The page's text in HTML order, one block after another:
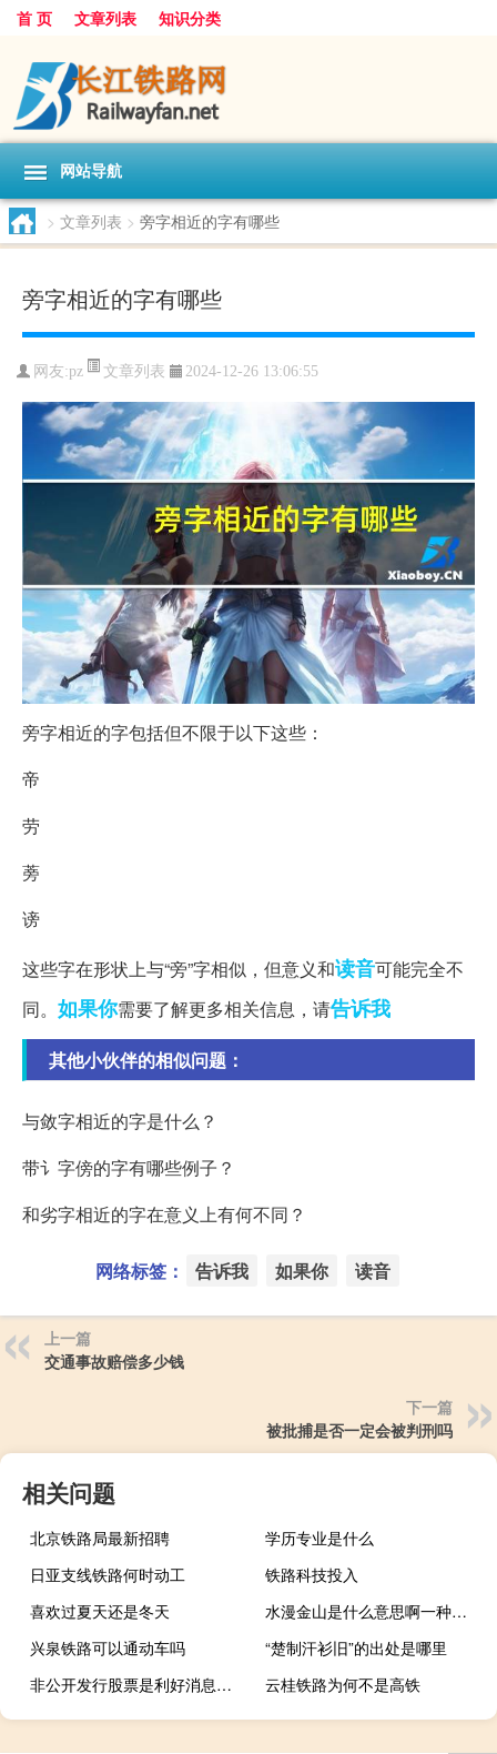
首 页 文章列表 知识分类
网站导航
> 文章列表 > 旁字相近的字有哪些
旁字相近的字有哪些
网友:pz 文章列表 2024-12-26 13:06:55
旁字相近的字包括但不限于以下这些：
帝
劳
蒡
谤
这些字在形状上与“旁”字相似，但意义和读音可能完全不
同。 如果你需要了解更多相关信息，请告诉我
其他小伙伴的相似问题：
与敛字相近的字是什么？
带讠字傍的字有哪些例子？
和劣字相近的字在意义上有何不同？
网络标签： 告诉我 如果你 读音
上一篇
交通事故赔偿多少钱
下一篇
被批捕是否一定会被判刑吗
相关问题
北京铁路局最新招聘
学历专业是什么
日亚支线铁路何时动工
铁路科技投入
喜欢过夏天还是冬天
水漫金山是什么意思啊一种服务什么梗
兴泉铁路可以通动车吗
“楚制汗衫旧”的出处是哪里
非公开发行股票是利好消息吗（非公开发行新股是利好还是利空）
云桂铁路为何不是高铁